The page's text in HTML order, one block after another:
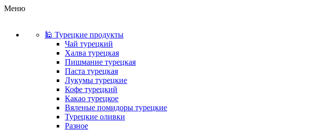
Меню
🕌 Турецкие продукты
Чай турецкий
Халва турецкая
Пишмание турецкая
Паста турецкая
Лукумы турецкие
Кофе турецкий
Какао турецкое
Вяленые помидоры турецкие
Турецкие оливки
Разное